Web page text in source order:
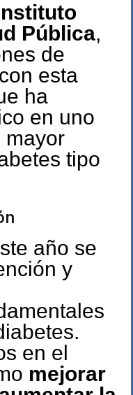
Pública,
de
esta
ha
en uno
mayor
tipo
año se
y
en el
mejorar